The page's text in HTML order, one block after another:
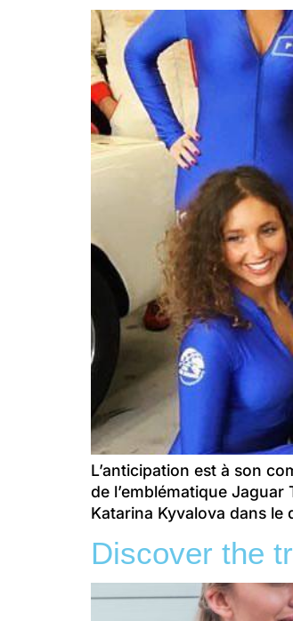
L’anticipation est à son
de l’emblématique
Katarina Kyvalova dans
Discover the